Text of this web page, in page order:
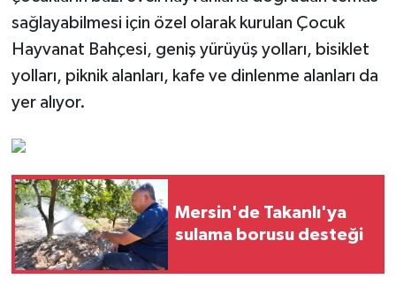
sağlayabilmesi için özel olarak kurulan Çocuk
Hayvanat Bahçesi, geniş yürüyüş yolları, bisiklet
yolları, piknik alanları, kafe ve dinlenme alanları da
yer alıyor.
Mersin'de Takanlı'ya
sulama borusu desteği